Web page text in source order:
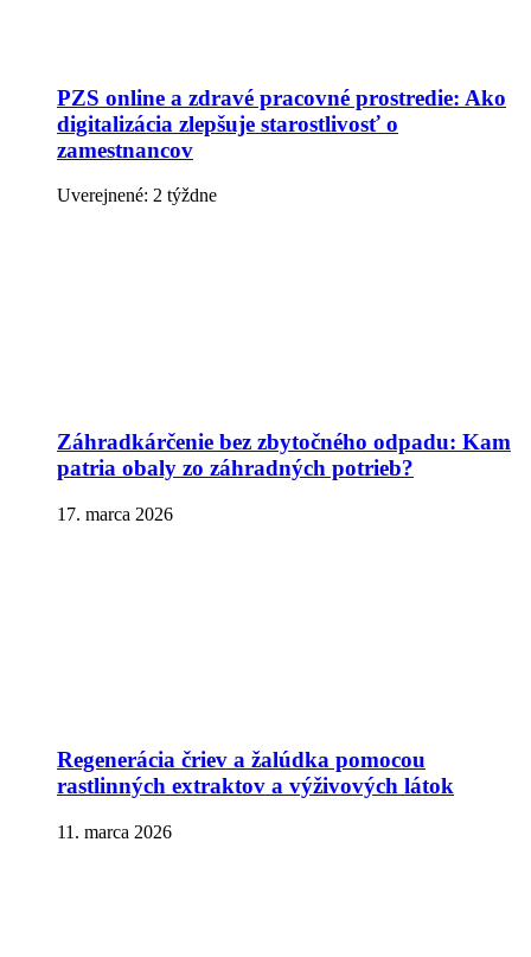
PZS online a zdravé pracovné prostredie: Ako
digitalizácia zlepšuje starostlivosť o
zamestnancov
Uverejnené: 2 týždne
Záhradkárčenie bez zbytočného odpadu: Kam
patria obaly zo záhradných potrieb?
17. marca 2026
Regenerácia čriev a žalúdka pomocou
rastlinných extraktov a výživových látok
11. marca 2026